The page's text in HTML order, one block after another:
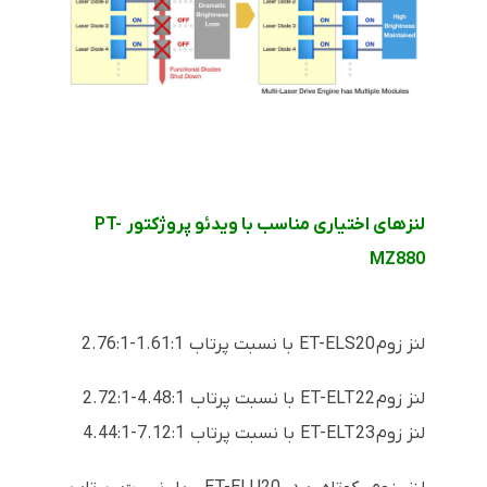
لنزهای اختیاری مناسب با ویدئو پروژکتور PT-
MZ880
لنز زوم ET-ELS20 با نسبت پرتاب 1.61:1-2.76:1
لنز زوم ET-ELT22 با نسبت پرتاب 4.48:1-2.72:1
لنز زوم ET-ELT23 با نسبت پرتاب 7.12:1-4.44:1